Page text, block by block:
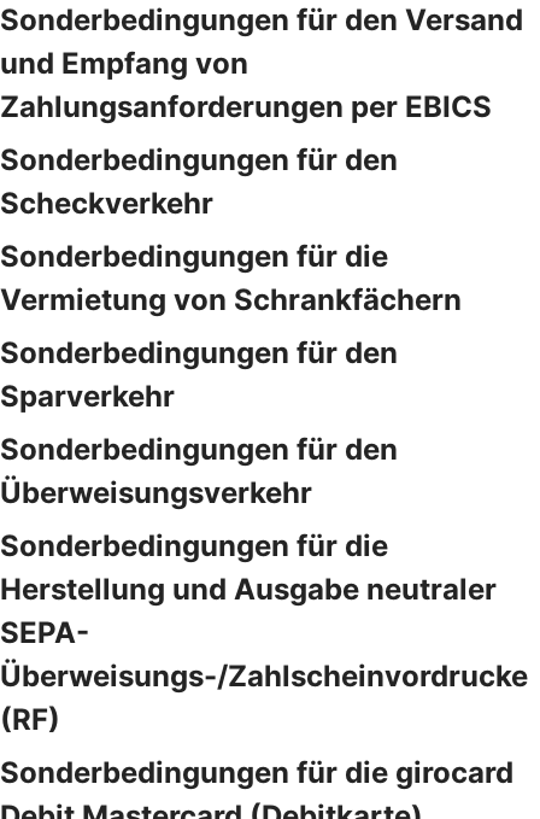
Sonderbedingungen für den Versand
und Empfang von
Zahlungsanforderungen per EBICS
Sonderbedingungen für den
Scheckverkehr
Sonderbedingungen für die
Vermietung von Schrankfächern
Sonderbedingungen für den
Sparverkehr
Sonderbedingungen für den
Überweisungsverkehr
Sonderbedingungen für die
Herstellung und Ausgabe neutraler
SEPA-
Überweisungs-/Zahlscheinvordrucke
(RF)
Sonderbedingungen für die girocard